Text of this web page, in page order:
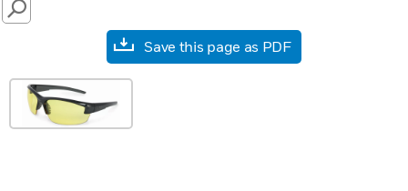
SEARCH
Save this page as PDF